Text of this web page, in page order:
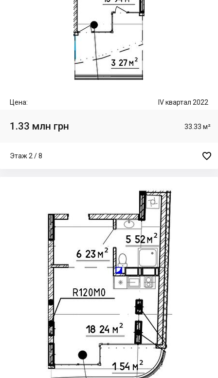
Цена: IV квартал 2022
1.33 млн грн 33.33 м²
Этаж 2 / 8 